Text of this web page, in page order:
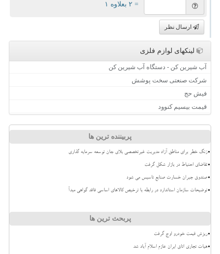
= ۲ بعلاوه ۱
ارسال نظر
لینکهای لوازم فلزی
آب شیرین کن - دستگاه آب شیرین کن
شرکت صنعتی سخت پوشش
فیش حج
قیمت بیسیم کنوود
پربیننده ترین ها
زنگ خطر برای مناطق آزاد مدیریت غیرتخصصی بلای جان توسعه سرمایه گذاری
تقاضای احتیاط در بازار شکل گرفت
صندوق جبران خسارت صنایع تاسیس می شود
توضیحات سازمان استاندارد در رابطه با ترخیص کالاهای اساسی فاقد گواهی مبدأ
پربحث ترین ها
ریزش قیمت خودرو اوج گرفت
هیات تجاری اتاق ایران عازم اسلام آباد شد